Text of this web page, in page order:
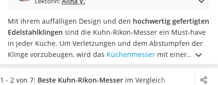
AEG-Waschmaschine
Saug-Wisch-Roboter
Handstaubsauger
Milchaufschäumer
Kondenstrockner
Reiskocher
Mit ihrem auffälligen Design und den hochwertig gefertigten
Edelstahlklingen sind die Kuhn-Rikon-Messer ein Must-have
in jeder Küche. Um Verletzungen und dem Abstumpfen der
Klinge vorzubeugen, wird das Küchenmesser mit einer
Abdeckung geliefert, die für die nötige Sicherheit und
Beständigkeit sorgt. Diese lässt sich gängigen Online-Tests
1 - 2 von 7: Beste Kuhn-Rikon-Messer im Vergleich